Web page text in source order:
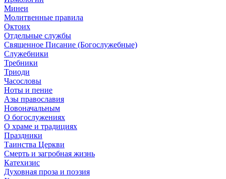
Минеи
Молитвенные правила
Октоих
Отдельные службы
Священное Писание (Богослужебные)
Служебники
Требники
Триоди
Часословы
Ноты и пение
Азы православия
Новоначальным
О богослужениях
О храме и традициях
Праздники
Таинства Церкви
Смерть и загробная жизнь
Катехизис
Духовная проза и поэзия